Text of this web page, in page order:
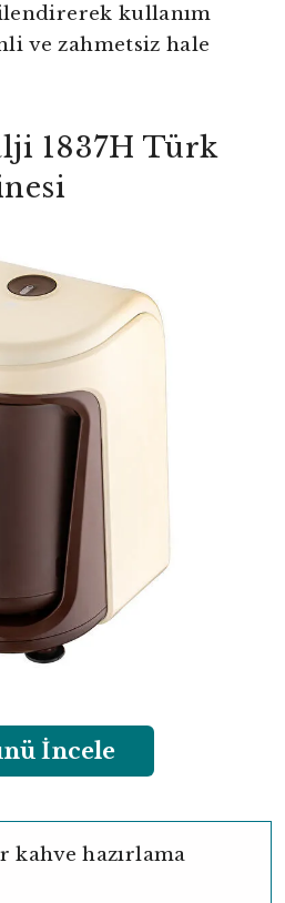
kullanım
ve zahmetsiz hale
1837H Türk
İncele
kahve hazırlama